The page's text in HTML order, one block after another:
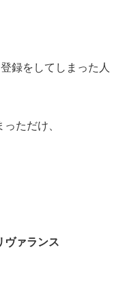
録をしてしまった人
ただけ、
ヴァランス